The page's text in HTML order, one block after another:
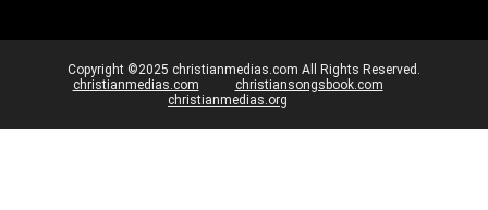
Copyright ©2025 christianmedias.com All Rights Reserved.
christianmedias.com
christiansongsbook.com
christianmedias.org